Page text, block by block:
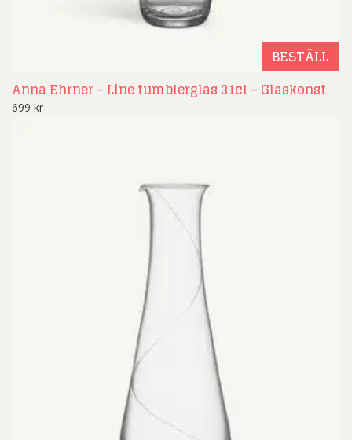
BESTÄLL
Anna Ehrner – Line tumblerglas 31cl – Glaskonst
699 kr